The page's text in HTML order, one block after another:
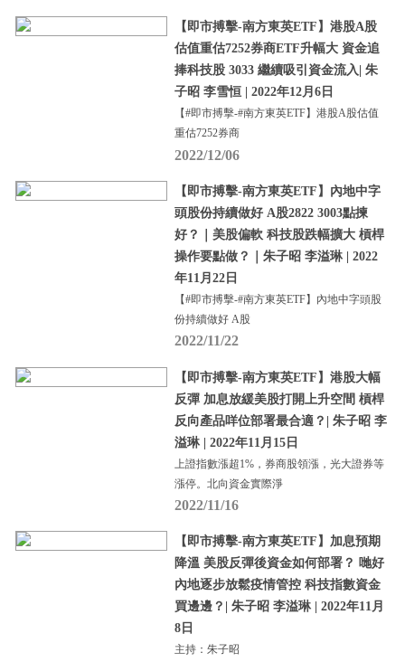
【即市搏擊-南方東英ETF】港股A股
估值重估7252券商ETF升幅大 資金追
捧科技股 3033 繼續吸引資金流入| 朱
子昭 李雪恒 | 2022年12月6日
【#即市搏擊-#南方東英ETF】港股A股估值
重估7252券商
2022/12/06
【即市搏擊-南方東英ETF】內地中字
頭股份持續做好 A股2822 3003點揀
好？｜美股偏軟 科技股跌幅擴大 槓桿
操作要點做？｜朱子昭 李溢琳 | 2022
年11月22日
【#即市搏擊-#南方東英ETF】內地中字頭股
份持續做好 A股
2022/11/22
【即市搏擊-南方東英ETF】港股大幅
反彈 加息放緩美股打開上升空間 槓桿
反向產品咩位部署最合適？| 朱子昭 李
溢琳 | 2022年11月15日
上證指數漲超1%，券商股領漲，光大證券等
漲停。北向資金實際淨
2022/11/16
【即市搏擊-南方東英ETF】加息預期
降溫 美股反彈後資金如何部署？ 哋好
內地逐步放鬆疫情管控 科技指數資金
買邊邊？| 朱子昭 李溢琳 | 2022年11月
8日
主持：朱子昭